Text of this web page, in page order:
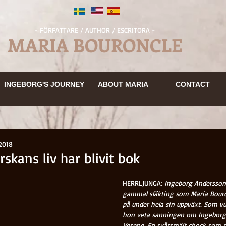
- FÖRFATTARE / AUTHOR / ESCRITORA -
MARIA BOURONCLE
OM MARIA KONTAKT MEDIA
BOKUTDRAG OM MARIA KONTAKT
INGEBORG'S JOURNEY ABOUT MARIA CONTACT
INGEBORGS RESA OM MARIA KONTAKT
INGEBORG'S JOURNEY ABOUT MARIA CONTACT
liv har blivit bok
HERRLJUNGA: Ingeborg
gammal släkting som Maria
på under hela sin uppväxt. Som
hon veta sanningen om